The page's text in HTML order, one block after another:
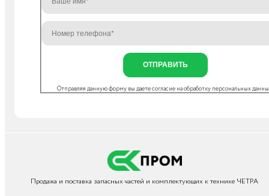
ОТПРАВИТЬ
Отправляя данную форму вы даете согласие наобработку персональных
Продажа и поставка запасных частей и комплектующих к технике ЧЕТРА